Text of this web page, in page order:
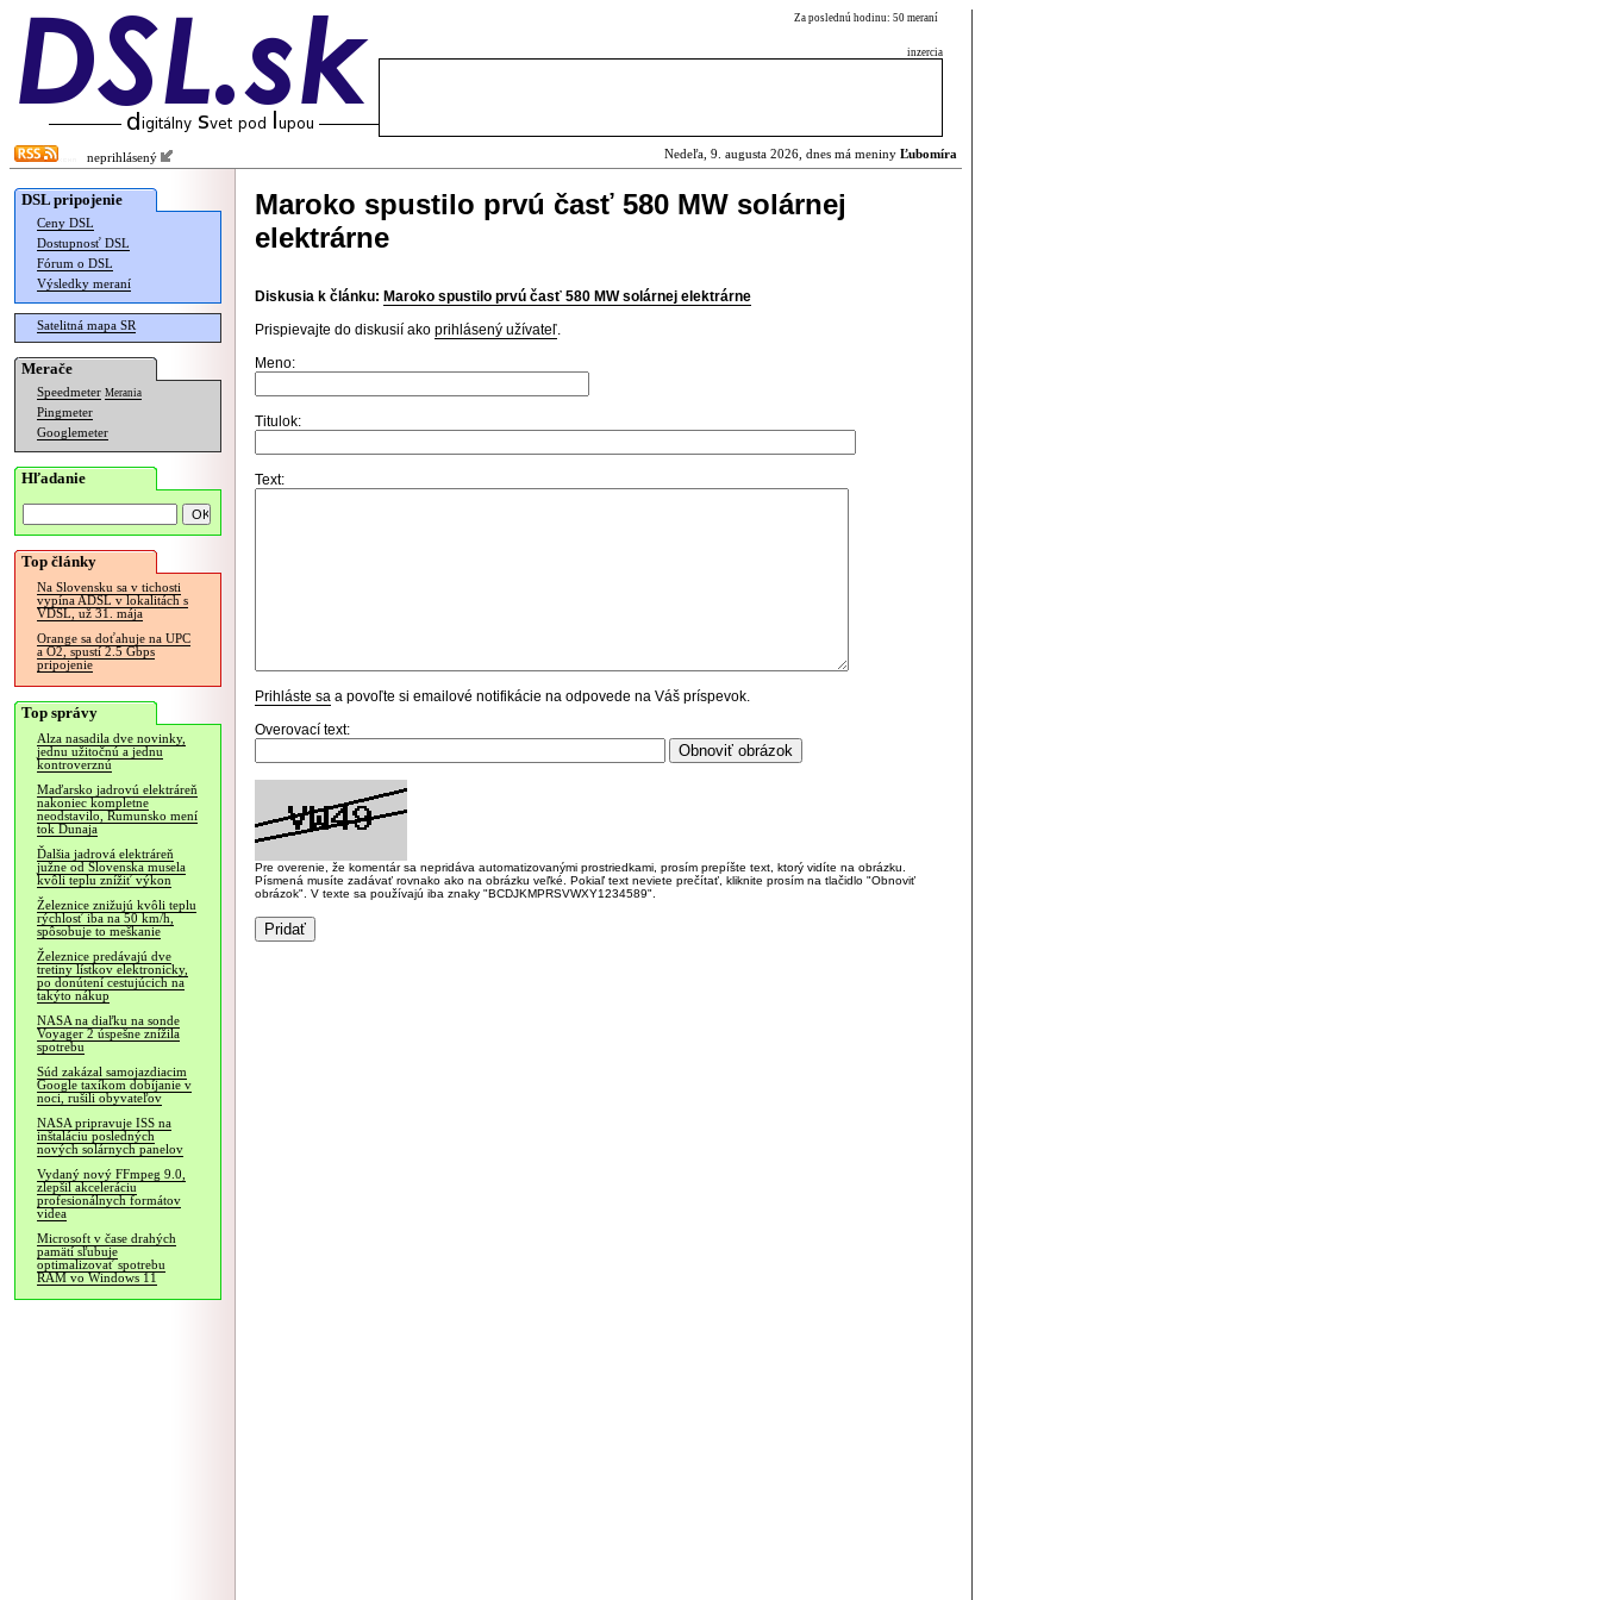
Za poslednú hodinu: 50 meraní
inzercia
neprihlásený Nedeľa, 9. augusta 2026, dnes má meniny Ľubomíra
DSL pripojenie
Ceny DSL
Dostupnosť DSL
Fórum o DSL
Výsledky meraní
Satelitná mapa SR
Merače
Speedmeter Merania
Pingmeter
Googlemeter
Hľadanie
Top články
Na Slovensku sa v tichosti
vypína ADSL v lokalitách s
VDSL, už 31. mája
Orange sa doťahuje na UPC
a O2, spustí 2.5 Gbps
pripojenie
Top správy
Alza nasadila dve novinky,
jednu užitočnú a jednu
kontroverznú
Maďarsko jadrovú elektráreň
nakoniec kompletne
neodstavilo, Rumunsko mení
tok Dunaja
Ďalšia jadrová elektráreň
južne od Slovenska musela
kvôli teplu znížiť výkon
Železnice znižujú kvôli teplu
rýchlosť iba na 50 km/h,
spôsobuje to meškanie
Železnice predávajú dve
tretiny lístkov elektronicky,
po donútení cestujúcich na
takýto nákup
NASA na diaľku na sonde
Voyager 2 úspešne znížila
spotrebu
Súd zakázal samojazdiacim
Google taxíkom dobíjanie v
noci, rušili obyvateľov
NASA pripravuje ISS na
inštaláciu posledných
nových solárnych panelov
Vydaný nový FFmpeg 9.0,
zlepšil akceleráciu
profesionálnych formátov
videa
Microsoft v čase drahých
pamätí sľubuje
optimalizovať spotrebu
RAM vo Windows 11
Maroko spustilo prvú časť 580 MW solárnej
elektrárne
Diskusia k článku: Maroko spustilo prvú časť 580 MW solárnej elektrárne
Prispievajte do diskusií ako prihlásený užívateľ.
Meno:
Titulok:
Text:
Prihláste sa a povoľte si emailové notifikácie na odpovede na Váš príspevok.
Overovací text:
Pre overenie, že komentár sa nepridáva automatizovanými prostriedkami, prosím prepíšte text, ktorý vidíte na obrázku.
Písmená musíte zadávať rovnako ako na obrázku veľké. Pokiaľ text neviete prečítať, kliknite prosím na tlačidlo "Obnoviť
obrázok". V texte sa používajú iba znaky "BCDJKMPRSVWXY1234589".